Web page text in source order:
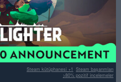
Steam başarımları
Steam kütüphanesi +1
>80% pozitif incelemeler